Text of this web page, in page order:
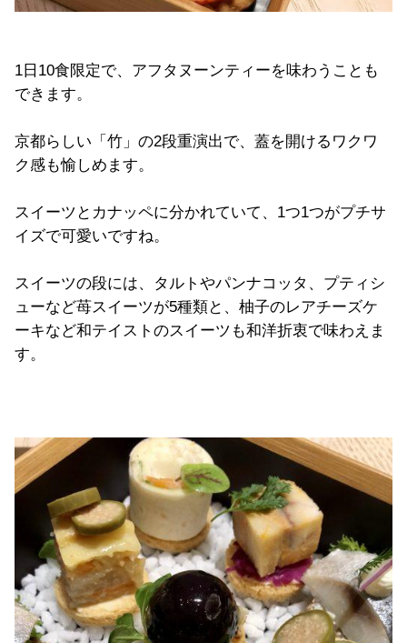
1日10食限定で、アフタヌーンティーを味わうことも
できます。
京都らしい「竹」の2段重演出で、蓋を開けるワクワ
ク感も愉しめます。
スイーツとカナッペに分かれていて、1つ1つがプチサ
イズで可愛いですね。
スイーツの段には、タルトやパンナコッタ、プティシ
ューなど苺スイーツが5種類と、柚子のレアチーズケ
ーキなど和テイストのスイーツも和洋折衷で味わえま
す。